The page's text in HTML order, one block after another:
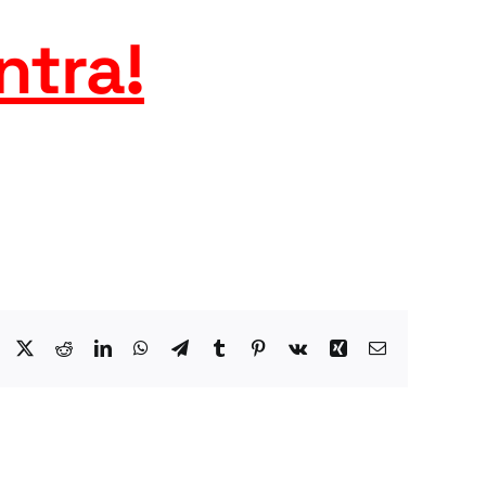
!
Facebook
X RedditLinkedInWhatsApp
TelegramTumblr Pinterest
Vk Xing Email